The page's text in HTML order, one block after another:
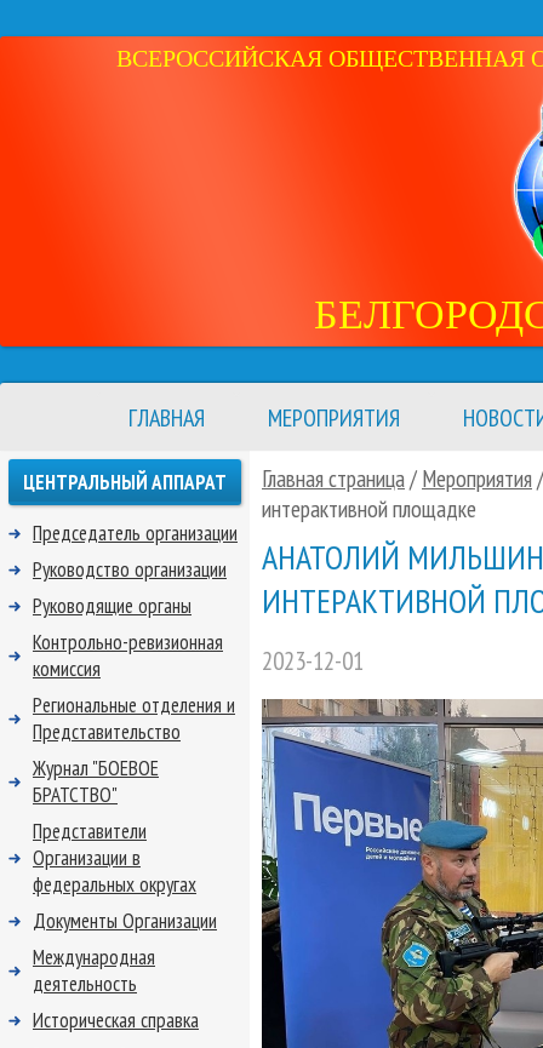
ВСЕРОССИЙСКАЯ ОБЩЕСТВЕННАЯ
ГЛАВНАЯ МЕРОПРИЯТИЯ
Главная страница/ Мероприятия
интерактивной площадке
АНАТОЛИЙ МИЛЬШИН
ИНТЕРАКТИВНОЙ
2023-12-01
ЦЕНТРАЛЬНЫЙ АППАРАТ
Председатель организации
Руководство организации
Руководящие органы
Контрольно-ревизионная
комиссия
Региональные отделения и
Представительство
Журнал "БОЕВОЕ
БРАТСТВО"
Представители
Организации в
федеральных округах
Документы Организации
Международная
деятельность
Историческая справка